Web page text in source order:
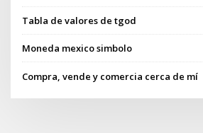
Tabla de valores de tgod
Moneda mexico simbolo
Compra, vende y comercia cerca de mí